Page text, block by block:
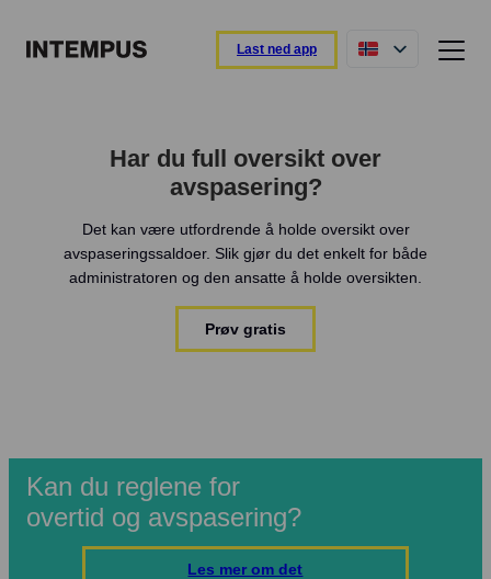
Last ned app
Intempus-appen
Registrer dagen din direkte fra appen.
Intempus web
Oversikt over rapporter og ansatte.
Enkel registrering ved ankomst og avreise.
Les mer om funksjonene våre
Prising
Kundesaker
Har du full oversikt over
avspasering?
Det kan være utfordrende å holde oversikt over
avspaseringssaldoer. Slik gjør du det enkelt for både
administratoren og den ansatte å holde oversikten.
Prøv gratis
Kan du reglene for
overtid og avspasering?
Les mer om det